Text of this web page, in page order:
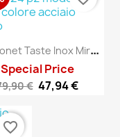
S
Ambonet Taste Inox Mirror...
Special Price
€ 47,94 €
favorite_border